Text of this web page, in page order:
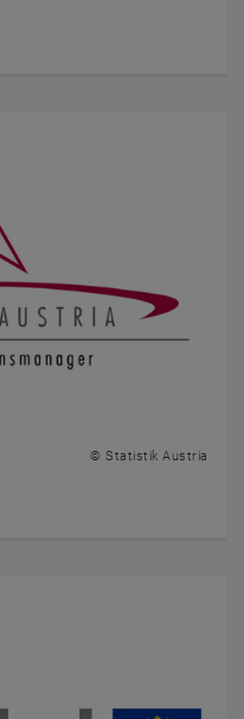
© Statistik Austria